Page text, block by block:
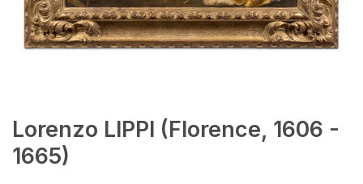
Lorenzo LIPPI (Florence, 1606 -
1665)